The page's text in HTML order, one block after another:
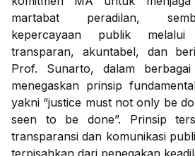
martabat peradilan,
kepercayaan publik
transparan, akuntabel, dan
Prof. Sunarto, dalam
menegaskan prinsip
yakni “justice must not only be
seen to be done”. Prinsip
transparansi dan komunikasi